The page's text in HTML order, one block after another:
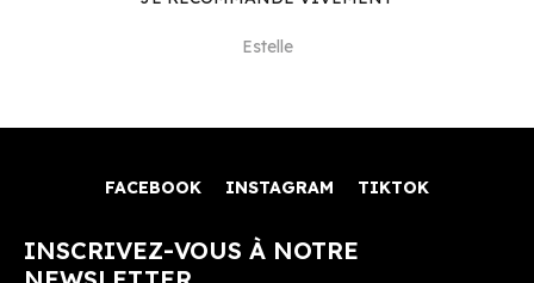
Estelle
FACEBOOK INSTAGRAM TIKTOK
INSCRIVEZ-VOUS À NOTRE